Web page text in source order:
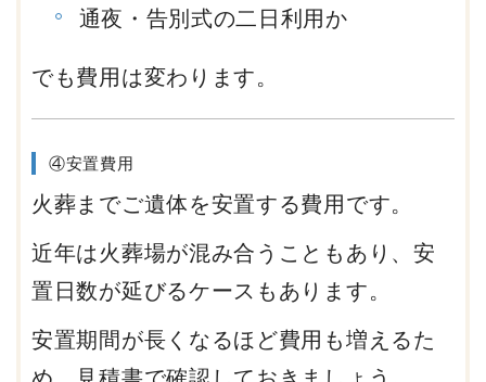
通夜・告別式の二日利用か
でも費用は変わります。
④安置費用
火葬までご遺体を安置する費用です。
近年は火葬場が混み合うこともあり、安
置日数が延びるケースもあります。
安置期間が長くなるほど費用も増えるた